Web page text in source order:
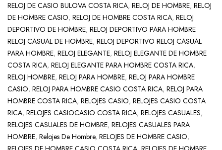
RELOJ DE CASIO BULOVA COSTA RICA, RELOJ DE HOMBRE, RELOJ
DE HOMBRE CASIO, RELOJ DE HOMBRE COSTA RICA, RELOJ
DEPORTIVO DE HOMBRE, RELOJ DEPORTIVO PARA HOMBRE
RELOJ CASUAL DE HOMBRE, RELOJ DEPORTIVO RELOJ CASUAL
PARA HOMBRE, RELOJ ELEGANTE, RELOJ ELEGANTE DE HOMBRE
COSTA RICA, RELOJ ELEGANTE PARA HOMBRE COSTA RICA,
RELOJ HOMBRE, RELOJ PARA HOMBRE, RELOJ PARA HOMBRE
CASIO, RELOJ PARA HOMBRE CASIO COSTA RICA, RELOJ PARA
HOMBRE COSTA RICA, RELOJES CASIO, RELOJES CASIO COSTA
RICA, RELOJES CASIOCASIO COSTA RICA, RELOJES CASUALES,
RELOJES CASUALES DE HOMBRE, RELOJES CASUALES PARA
HOMBRE, Relojes De Hombre, RELOJES DE HOMBRE CASIO,